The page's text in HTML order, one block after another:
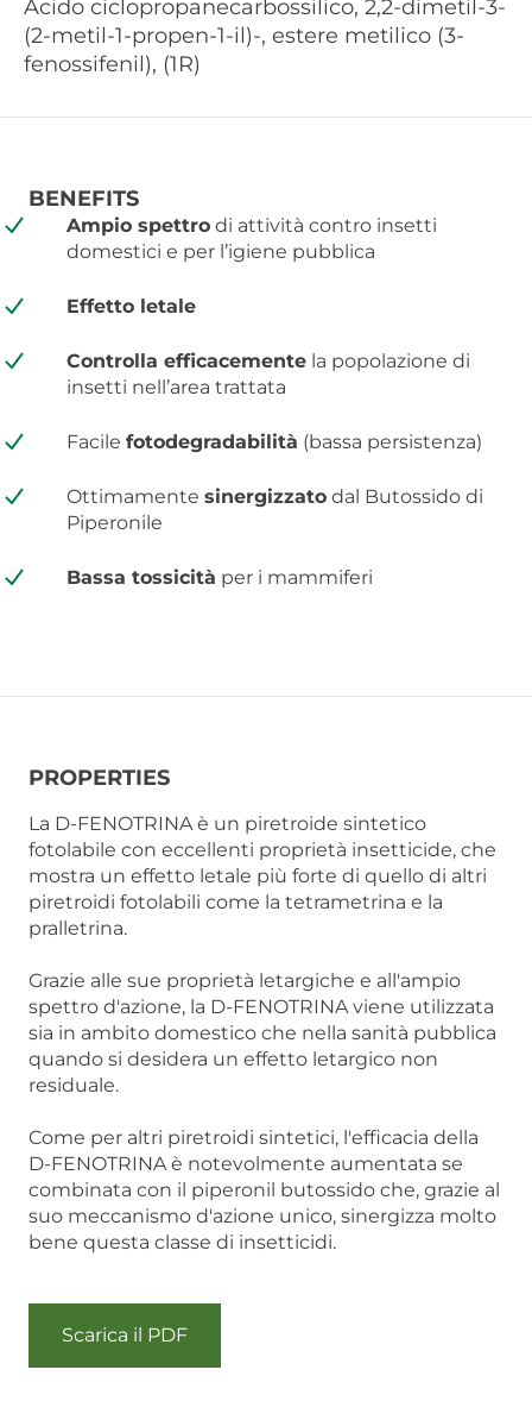
Acido ciclopropanecarbossilico, 2,2-dimetil-3-
(2-metil-1-propen-1-il)-, estere metilico (3-
fenossifenil), (1R)
BENEFITS
Ampio spettro di attività contro insetti
domestici e per l’igiene pubblica
Effetto letale
Controlla efficacemente la popolazione di
insetti nell’area trattata
Facile fotodegradabilità (bassa persistenza)
Ottimamente sinergizzato dal Butossido di
Piperonile
Bassa tossicità per i mammiferi
PROPERTIES
La D-FENOTRINA è un piretroide sintetico
fotolabile con eccellenti proprietà insetticide, che
mostra un effetto letale più forte di quello di altri
piretroidi fotolabili come la tetrametrina e la
pralletrina.
Grazie alle sue proprietà letargiche e all'ampio
spettro d'azione, la D-FENOTRINA viene utilizzata
sia in ambito domestico che nella sanità pubblica
quando si desidera un effetto letargico non
residuale.
Come per altri piretroidi sintetici, l'efficacia della
D-FENOTRINA è notevolmente aumentata se
combinata con il piperonil butossido che, grazie al
suo meccanismo d'azione unico, sinergizza molto
bene questa classe di insetticidi.
Scarica il PDF